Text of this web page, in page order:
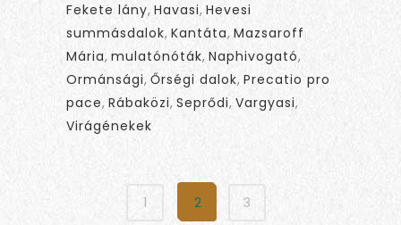
Fekete lány, Havasi, Hevesi
summásdalok, Kantáta, Mazsaroff
Mária, mulatónóták, Naphivogató,
Ormánsági, Őrségi dalok, Precatio pro
pace, Rábaközi, Seprődi, Vargyasi,
Virágénekek
1 2 3